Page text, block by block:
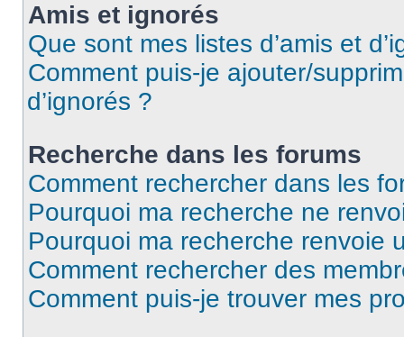
Amis et ignorés
Que sont mes listes d’amis et
Comment puis-je ajouter/
d’ignorés ?
Recherche dans les forums
Comment rechercher dans les
Pourquoi ma recherche ne
Pourquoi ma recherche renvoie
Comment rechercher des
Comment puis-je trouver mes